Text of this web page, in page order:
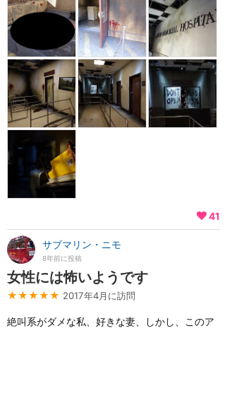
41
サブマリン・ニモ
8年前に投稿
女性には怖いようです
★★★★★ 2017年4月に訪問
絶叫系がダメな私、好きな妻、しかし、このア